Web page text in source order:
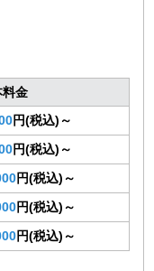
料金
円(税込)～
円(税込)～
円(税込)～
円(税込)～
円(税込)～